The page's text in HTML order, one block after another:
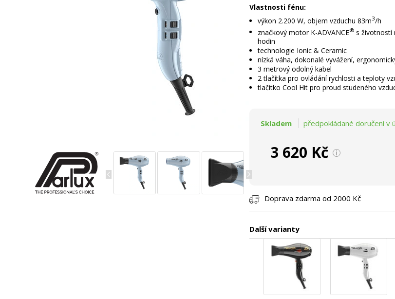
Vlastnosti fénu:
výkon 2.200 W, objem vzduchu 83m3/h
značkový motor K-ADVANCE® s životností
hodin
technologie Ionic & Ceramic
nízká váha, dokonalé vyvážení,
3 metrový odolný kabel
2 tlačítka pro ovládání rychlosti a teploty
tlačítko Cool Hit pro proud studeného
Skladem předpokládané doručení v
3 620 Kč
Doprava zdarma od 2000 Kč
Další varianty